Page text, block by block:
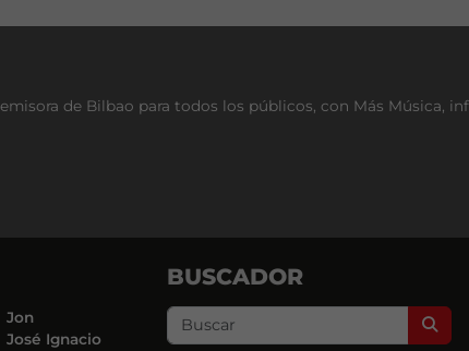
de Bilbao para todos los públicos, con Más Música,
Jon
José Ignacio
BUSCADOR